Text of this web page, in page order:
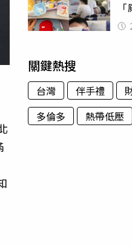
客
臉
關鍵熱搜
台灣 伴手禮
多倫多
熱帶低壓